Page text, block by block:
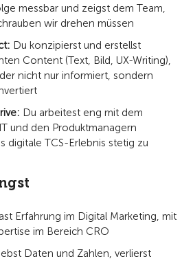
messbar und zeigst dem Team,
wir drehen müssen
Du konzipierst und erstellst
Content (Text, Bild, UX-Writing),
nicht nur informiert, sondern
Du arbeitest eng mit dem
und den Produktmanagern
digitale TCS-Erlebnis stetig zu
Erfahrung im Digital Marketing, mit
im Bereich CRO
Daten und Zahlen, verlierst